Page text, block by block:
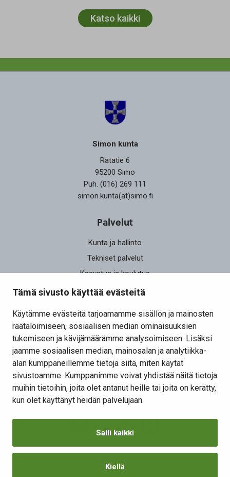
Tämä sivusto käyttää evästeitä
Käytämme evästeitä tarjoamamme sisällön ja mainosten
räätälöimiseen, sosiaalisen median ominaisuuksien
tukemiseen ja kävijämäärämme analysoimiseen. Lisäksi
jaamme sosiaalisen median, mainosalan ja analytiikka-
alan kumppaneillemme tietoja siitä, miten käytät
sivustoamme. Kumppanimme voivat yhdistää näitä tietoja
muihin tietoihin, joita olet antanut heille tai joita on kerätty,
kun olet käyttänyt heidän palvelujaan.
Salli kaikki
Kiellä
Katso kaikki
Simon kunta
Ratatie 6
95200 Simo
Puh. (016) 269 111
simon.kunta(at)simo.fi
Palvelut
Kunta ja hallinto
Tekniset palvelut
Kasvatus ja koulutus
Elinvoima
Osallistu ja vaikuta
Yhteystiedot
Kansalaisaloite
Lomakkeet
Tietosuojaseloste
Evästeiden hallinta
Saavutettavuusseloste